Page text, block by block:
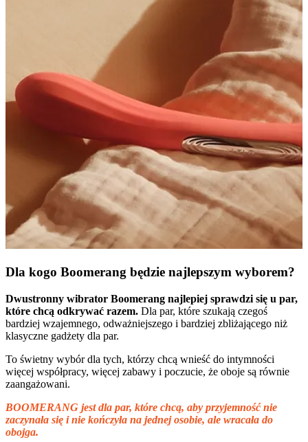
Dla kogo Boomerang będzie najlepszym wyborem?
Dwustronny wibrator Boomerang najlepiej sprawdzi się u par,
które chcą odkrywać razem. Dla par, które szukają czegoś
bardziej wzajemnego, odważniejszego i bardziej zbliżającego niż
klasyczne gadżety dla par.
To świetny wybór dla tych, którzy chcą wnieść do intymności
więcej współpracy, więcej zabawy i poczucie, że oboje są równie
zaangażowani.
BOOMERANG jest dla par, które chcą, aby przyjemność nie
zaczynała się i nie kończyła na jednej osobie, ale wracała do
obojga.